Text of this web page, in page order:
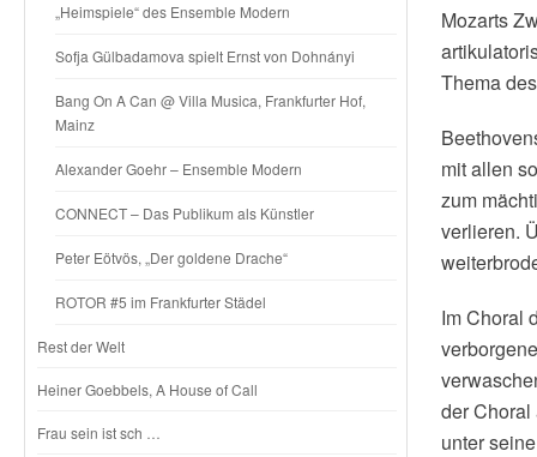
„Heimspiele“ des Ensemble Modern
Sofja Gülbadamova spielt Ernst von Dohnányi
Bang On A Can @ Villa Musica, Frankfurter Hof,
Mainz
Alexander Goehr – Ensemble Modern
CONNECT – Das Publikum als Künstler
Peter Eötvös, „Der goldene Drache“
ROTOR #5 im Frankfurter Städel
Rest der Welt
Heiner Goebbels, A House of Call
Frau sein ist sch …
Mozarts
Thema
mit allen
zum
verlieren.
Im Choral
der Choral
unter